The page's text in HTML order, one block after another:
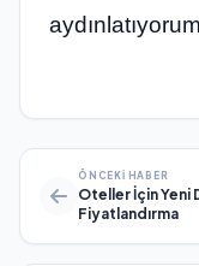
ÖNCEKI HABER
Oteller İçin Yeni
Fiyatlandırma